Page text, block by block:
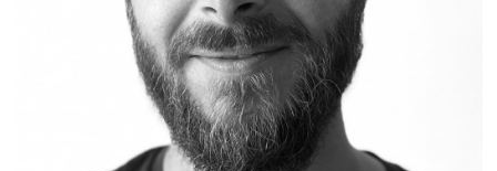
SANITARIOS
ACCESORIOS PARA BAÑO
HERRAJES
CERÁMICA CUSTOM
Duchas Exterior
Hands Free
Cocina
Complementos y sifones
Bañeras
Encimeras a medida
Smart WC
Portarrollos y escobilleros
Secamanos y dispensadores
Soportes, estantes y complementos
Toalleros
Pomos y tiradores
Indicadores, uñeros y condenas
Stops para puertas
REMOTO
MERCADOS
EQUIPO